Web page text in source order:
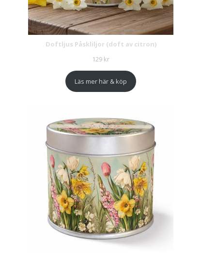
Doftljus Påskliljor (doft av citron)
129 kr
Läs mer här & köp